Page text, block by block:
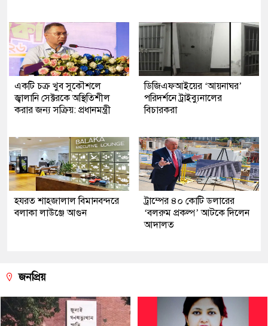
একটি চক্র খুব সুকৌশলে
জ্বালানি সেক্টরকে অস্থিতিশীল
করার জন্য সক্রিয়: প্রধানমন্ত্রী
ডিজিএফআইয়ের ‘আয়নাঘর’
পরিদর্শনে ট্রাইব্যুনালের
বিচারকরা
হযরত শাহজালাল বিমানবন্দরে
বলাকা লাউঞ্জে আগুন
ট্রাম্পের ৪০ কোটি ডলারের
‘বলরুম প্রকল্প’ আটকে দিলেন
আদালত
জনপ্রিয়